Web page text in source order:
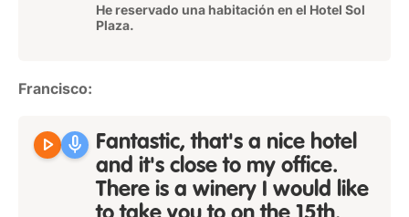
He reservado una habitación en el Hotel Sol
Plaza.
Francisco:
play_arrow mic Fantastic, that's a nice hotel
and it's close to my office.
There is a winery I would like